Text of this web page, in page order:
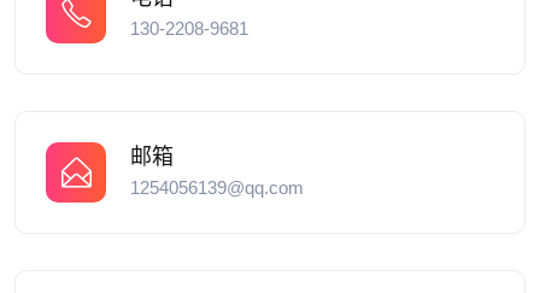
130-2208-9681
邮箱
1254056139@qq.com